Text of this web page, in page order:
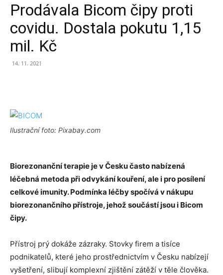
Prodávala Bicom čipy proti
covidu. Dostala pokutu 1,15
mil. Kč
14. 11. 2021
Ilustrační foto: Pixabay.com
Biorezonanční terapie je v Česku často nabízená
léčebná metoda při odvykání kouření, ale i pro posílení
celkové imunity. Podmínka léčby spočívá v nákupu
biorezonančního přístroje, jehož součástí jsou i Bicom
čipy.
Přístroj prý dokáže zázraky. Stovky firem a tisíce
podnikatelů, které jeho prostřednictvím v Česku nabízejí
vyšetření, slibují komplexní zjištění zátěží v těle člověka.